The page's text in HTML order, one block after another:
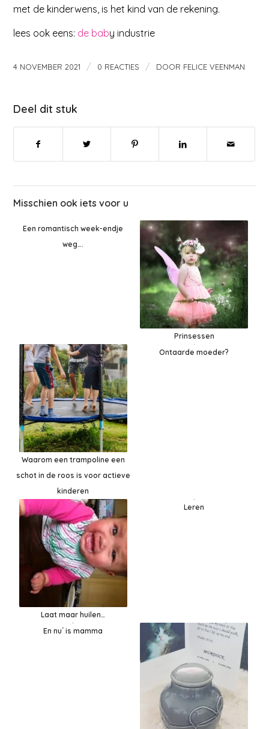
met de kinderwens, is het kind van de rekening.
lees ook eens: de baby industrie
4 NOVEMBER 2021 / 0 REACTIES / DOOR FELICE VEENMAN
Deel dit stuk
Misschien ook iets voor u
Een romantisch week-endje
weg….
Prinsessen
Waarom een trampoline een
schot in de roos is voor actieve
kinderen
Ontaarde moeder?
Laat maar huilen…
Leren
En nu´ is mamma